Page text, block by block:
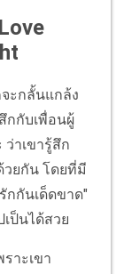
ะกลั้นแกล้ง
กกับเพื่อนผู้
าเขารู้สึก
วยกัน โดยที่มี
กกันเด็ดขาด"
ป็นได้สวย
าะเขา